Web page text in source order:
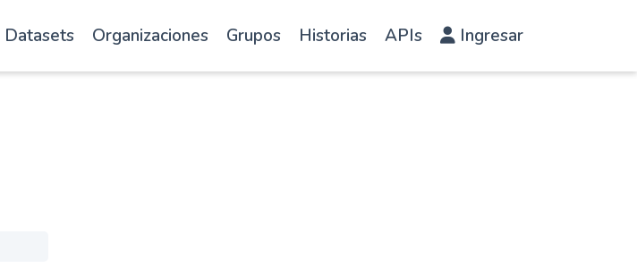
Datasets Organizaciones Grupos Historias APIs Ingresar